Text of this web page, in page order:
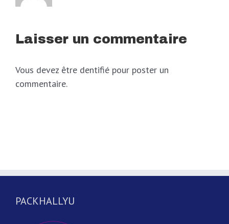
Laisser un commentaire
Vous devez être dentifié pour poster un
commentaire.
PACKHALLYU